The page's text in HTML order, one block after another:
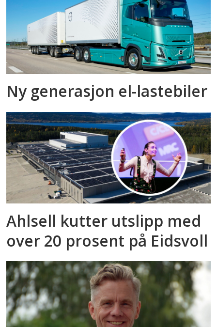
Ny generasjon el-lastebiler
Ahlsell kutter utslipp med
over 20 prosent på Eidsvoll